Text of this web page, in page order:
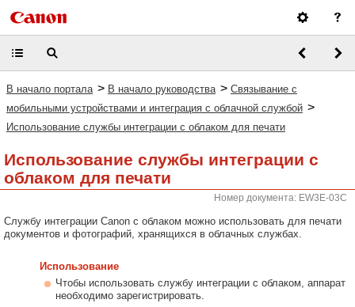
В начало портала > В начало руководства > Связывание с
мобильными устройствами и интеграция с облачной службой >
Использование службы интеграции с облаком для печати
Использование службы интеграции с
облаком для печати
Номер документа: EW3E-03C
Службу интеграции Canon с облаком можно использовать для печати
документов и фотографий, хранящихся в облачных службах.
Использование
Чтобы использовать службу интеграции с облаком, аппарат
необходимо зарегистрировать.